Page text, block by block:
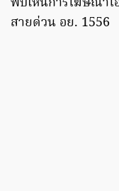
สายด่วน อย. 1556